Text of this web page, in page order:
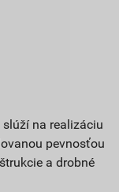
na realizáciu
pevnosťou
a drobné